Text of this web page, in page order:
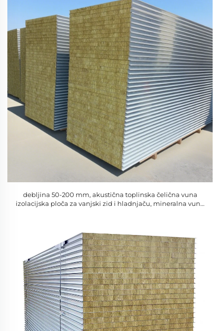
debljina 50-200 mm, akustična toplinska čelična vuna
izolacijska ploča za vanjski zid i hladnjaču, mineralna vuna